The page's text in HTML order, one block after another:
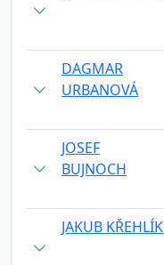
DAGMAR
URBANOVÁ
JOSEF
BUJNOCH
JAKUB KŘEHLÍK